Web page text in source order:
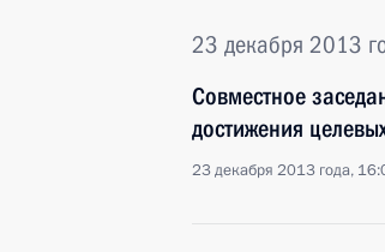
23 декабря 2013
Совместное
достижения
23 декабря 2013 года,